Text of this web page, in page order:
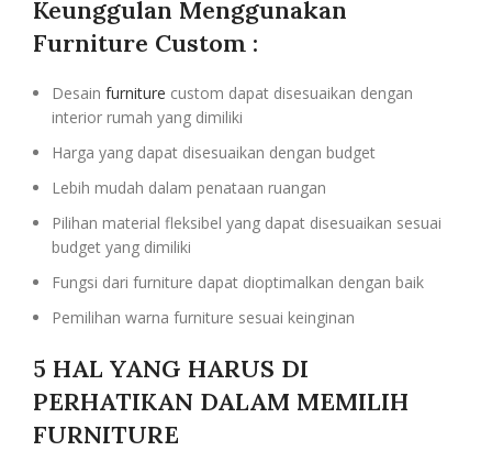
Keunggulan Menggunakan
Furniture Custom :
Desain furniture custom dapat disesuaikan dengan
interior rumah yang dimiliki
Harga yang dapat disesuaikan dengan budget
Lebih mudah dalam penataan ruangan
Pilihan material fleksibel yang dapat disesuaikan sesuai
budget yang dimiliki
Fungsi dari furniture dapat dioptimalkan dengan baik
Pemilihan warna furniture sesuai keinginan
5 HAL YANG HARUS DI
PERHATIKAN DALAM MEMILIH
FURNITURE